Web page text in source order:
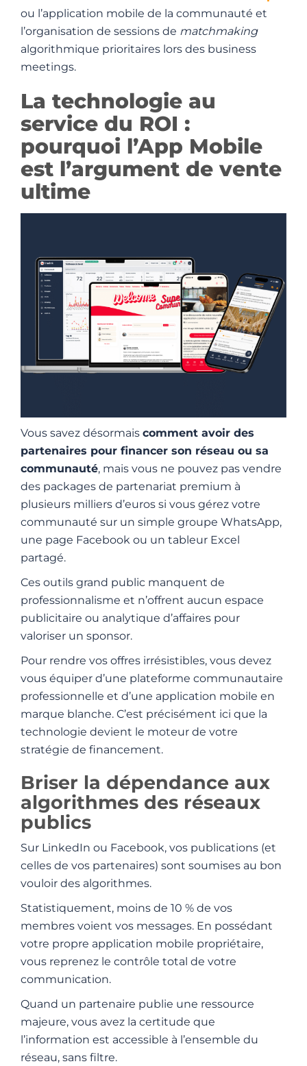
ou l’application mobile de la communauté et
l’organisation de sessions de matchmaking
algorithmique prioritaires lors des business
meetings.
La technologie au
service du ROI :
pourquoi l’App Mobile
est l’argument de vente
ultime
Vous savez désormais comment avoir des
partenaires pour financer son réseau ou sa
communauté, mais vous ne pouvez pas vendre
des packages de partenariat premium à
plusieurs milliers d’euros si vous gérez votre
communauté sur un simple groupe WhatsApp,
une page Facebook ou un tableur Excel
partagé.
Ces outils grand public manquent de
professionnalisme et n’offrent aucun espace
publicitaire ou analytique d’affaires pour
valoriser un sponsor.
Pour rendre vos offres irrésistibles, vous devez
vous équiper d’une plateforme communautaire
professionnelle et d’une application mobile en
marque blanche. C’est précisément ici que la
technologie devient le moteur de votre
stratégie de financement.
Briser la dépendance aux
algorithmes des réseaux
publics
Sur LinkedIn ou Facebook, vos publications (et
celles de vos partenaires) sont soumises au bon
vouloir des algorithmes.
Statistiquement, moins de 10 % de vos
membres voient vos messages. En possédant
votre propre application mobile propriétaire,
vous reprenez le contrôle total de votre
communication.
Quand un partenaire publie une ressource
majeure, vous avez la certitude que
l’information est accessible à l’ensemble du
réseau, sans filtre.